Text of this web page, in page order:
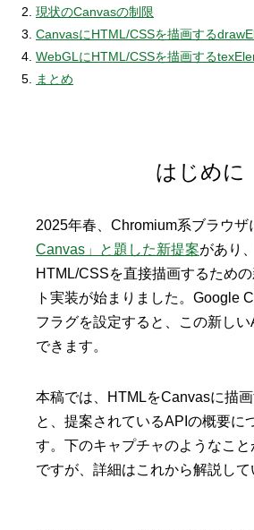
現状のCanvasの制限
CanvasにHTML/CSSを描画する
WebGLにHTML/CSSを描画する
まとめ
はじめに
2025年春、Chromium系ブラウザ
Canvas」と題した新提案があり
HTML/CSSを直接描画するため
ト実装が始まりました。Google
フラグを設定すると、この新し
できます。
本稿では、HTMLをCanvasに描
と、提案されているAPIの概要に
す。下のキャプチャのようなこ
ですが、詳細はこれから解説して